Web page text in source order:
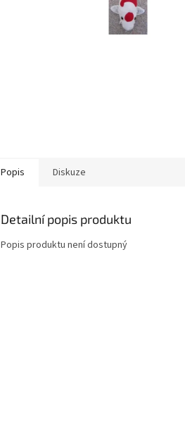
Popis Diskuze
Detailní popis produktu
Popis produktu není dostupný